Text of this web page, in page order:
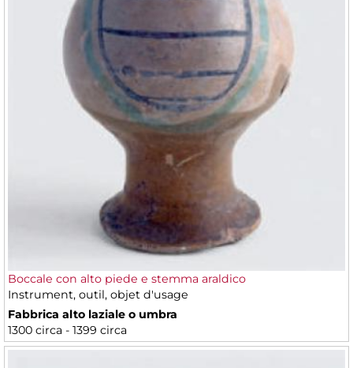
Boccale con alto piede e stemma araldico
Instrument, outil, objet d'usage
Fabbrica alto laziale o umbra
1300 circa - 1399 circa